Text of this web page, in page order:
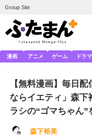
Group Site
漫画 アニメ ゲーム ドラ
【無料漫画】毎日
ならイエティ」森下
ラシの“ゴマちゃん
森下裕美